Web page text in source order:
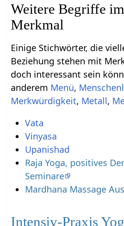
Weitere Begriffe
Einige Stichwörter, die
Beziehung stehen mit Merkmal‏‎, aber
doch interessant sein
anderem
,
, ,
Vata
Vinyasa
Upanishad
Raja Yoga, positives
Seminare
Mardhana Massage
Intensiv-Praxis